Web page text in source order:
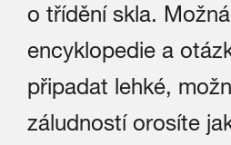
o třídění skla.
encyklopedie a
připadat lehké,
záludností orosíte